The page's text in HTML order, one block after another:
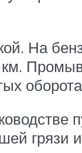
На
грязи